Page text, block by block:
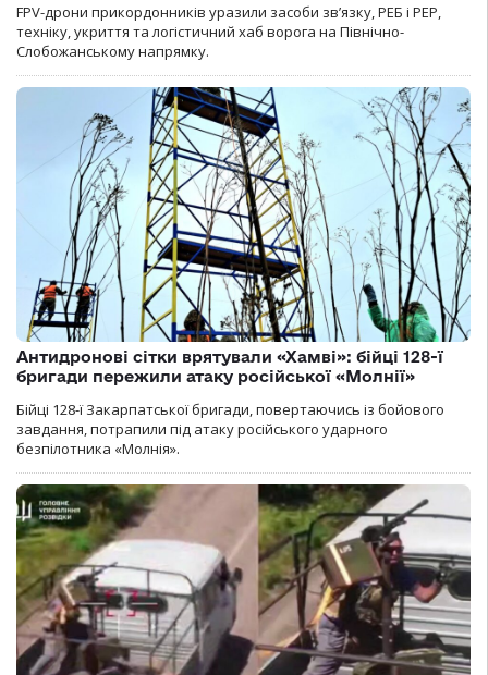
FPV-дрони прикордонників уразили засоби зв’язку, РЕБ і РЕР,
техніку, укриття та логістичний хаб ворога на Північно-
Слобожанському напрямку.
Антидронові сітки врятували «Хамві»: бійці 128-ї
бригади пережили атаку російської «Молнії»
Бійці 128-ї Закарпатської бригади, повертаючись із бойового
завдання, потрапили під атаку російського ударного
безпілотника «Молнія».